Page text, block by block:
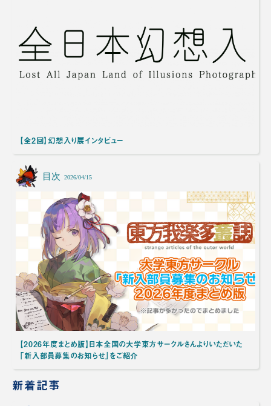
【全2回】幻想入り展インタビュー
目次 2026/04/15
【2026年度まとめ版】日本全国の大学東方サークルさんよりいただいた
「新入部員募集のお知らせ」をご紹介
新着記事